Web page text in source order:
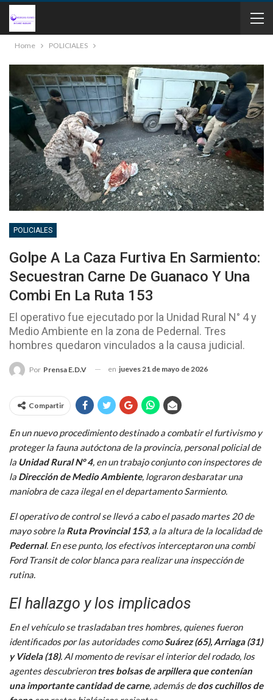
Home POLICIALES
POLICIALES
Golpe A La Caza Furtiva En Sarmiento:
Secuestran Carne De Guanaco Y Una
Combi En La Ruta 153
El operativo fue ejecutado por la Unidad Rural N° 4 y
Medio Ambiente en la zona de Pedernal. Tres
hombres quedaron vinculados a la causa judicial.
Por Prensa E.D.V en jueves 21 de mayo de 2026
Compartir
En un nuevo procedimiento destinado a combatir el furtivismo y
proteger la fauna autóctona de la provincia, personal policial de
la Unidad Rural N° 4, en un trabajo conjunto con inspectores de
la Dirección de Medio Ambiente, lograron desbaratar una
maniobra de caza ilegal en el departamento Sarmiento.
El operativo de control se llevó a cabo el pasado martes 20 de
mayo sobre la Ruta Provincial 153, a la altura de la localidad de
Pedernal. En ese punto, los efectivos interceptaron una combi
Ford Transit de color blanca para realizar una inspección de
rutina.
El hallazgo y los implicados
En el vehículo se trasladaban tres hombres, quienes fueron
identificados por las autoridades comoSuárez (65), Arriaga (31)
y Videla (18). Al momento de revisar el interior del rodado, los
agentes descubrierontres bolsas de arpillera que contenían
una importante cantidad de carne, además dedos cuchillos de